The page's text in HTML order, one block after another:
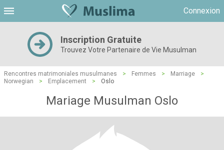
Connexion
Inscription Gratuite
Trouvez Votre Partenaire de Vie Musulman
Rencontres matrimoniales musulmanes > Femmes > Marriage
>
Norwegian
> Emplacement > Oslo
Mariage Musulman Oslo